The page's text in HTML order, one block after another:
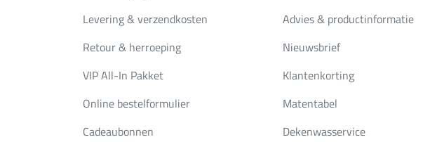
Levering & verzendkosten
Retour & herroeping
VIP All-In Pakket
Online bestelformulier
Cadeaubonnen
Advies & productinformatie
Nieuwsbrief
Klantenkorting
Matentabel
Dekenwasservice